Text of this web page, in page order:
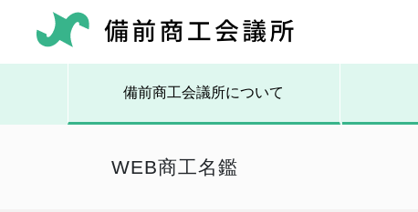
備前商工会議所について
WEB商工名鑑